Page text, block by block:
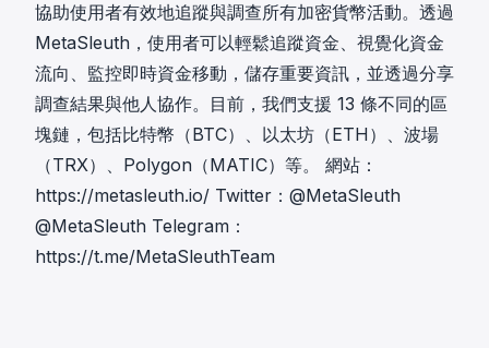
協助使用者有效地追蹤與調查所有加密貨幣活動。透過
MetaSleuth，使用者可以輕鬆追蹤資金、視覺化資金
流向、監控即時資金移動，儲存重要資訊，並透過分享
調查結果與他人協作。目前，我們支援 13 條不同的區
塊鏈，包括比特幣（BTC）、以太坊（ETH）、波場
（TRX）、Polygon（MATIC）等。 網站：
https://metasleuth.io/ Twitter：@MetaSleuth
@MetaSleuth Telegram：
https://t.me/MetaSleuthTeam